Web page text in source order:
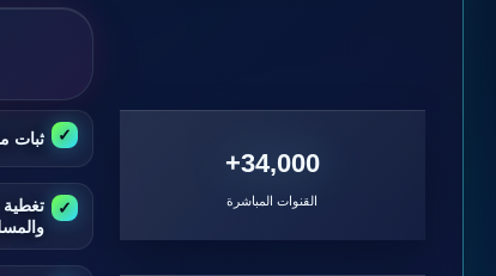
ثبات
تغطية
34,000+
القنوات المباشرة